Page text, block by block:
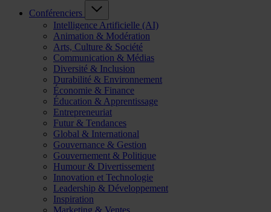
Conférenciers
Intelligence Artificielle (AI)
Animation & Modération
Arts, Culture & Société
Communication & Médias
Diversité & Inclusion
Durabilité & Environnement
Économie & Finance
Éducation & Apprentissage
Entrepreneuriat
Futur & Tendances
Global & International
Gouvernance & Gestion
Gouvernement & Politique
Humour & Divertissement
Innovation et Technologie
Leadership & Développement
Inspiration
Marketing & Ventes